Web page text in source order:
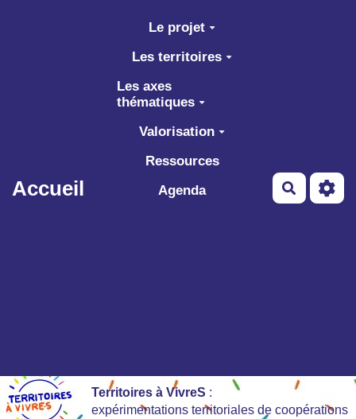
Aller au contenu principal
Accueil
Le projet
Les territoires
Les axes
thématiques
Valorisation
Ressources
Agenda
Territoires à VivreS :
expérimentations territoriales de coopérations